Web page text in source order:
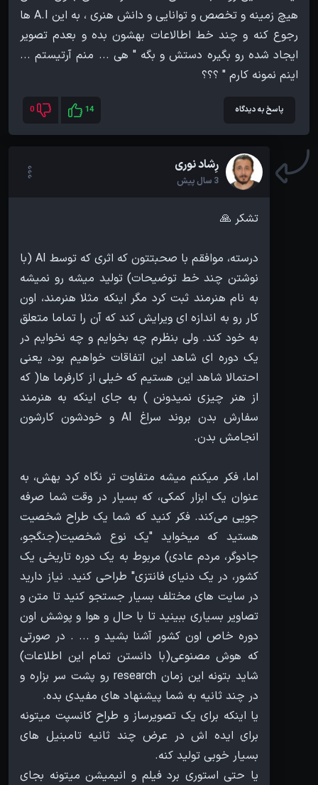
هیچ زمینه و تخصص و توانایی و دانش هنری ، به این A.I ها
رجوع کنه و چند خط اطالاعات بهشون بده و بعدم تصویر
ایجاد شده رو بگیره دستش و بگه " هی ... منم آرتیستم ...
اینم نمونه کارم " ؟؟؟
پاسخ به دیدگاه 14
0
رِشاد نوری
3 سال پیش
درسته، موافقم با صحبتتون که اثری که توسط AI (با
نوشتن چند خط توضیحات) تولید میشه رو نمیشه
به نام هنرمند ثبت کرد مگر اینکه مثلا هنرمند، اون
کار رو به اندازه ای ویرایش کند که آن را تماما متعلق
به خود کند. ولی بنظرم چه بخوایم و چه نخوایم در
یک دوره ای شاهد این اتفاقات خواهیم بود، یعنی
احتمالا شاهد این هستیم که خیلی از کارفرما ها( که
از هنر چیزی نمیدونن ) به جای اینکه به هنرمند
سفارش بدن بروند سراغ AI و خودشون کارشون
اما، فکر میکنم میشه متفاوت تر نگاه کرد بهش، به
عنوان یک ابزار کمکی، که بسیار در وقت شما صرفه
جویی می‌کند. فکر کنید که شما یک طراح شخصیت
هستید که میخواید "یک نوع شخصیت(جنگجو،
جادوگر، مردم عادی) مربوط به یک دوره تاریخی یک
کشور، در یک دنیای فانتزی" طراحی کنید. نیاز دارید
در سایت های مختلف بسیار جستجو کنید تا متن و
تصاویر بسیاری ببینید تا با حال و هوا و پوشش اون
دوره خاص اون کشور آشنا بشید و ... . در صورتی
که هوش مصنوعی(با دانستن تمام این اطلاعات)
شاید بتونه این زمان research رو پشت سر بزاره و
یا اینکه برای یک تصویرساز و طراح کانسپت میتونه
برای ایده اش در عرض چند ثانیه تامبنیل های
یا حتی استوری برد فیلم و انیمیشن میتونه بجای